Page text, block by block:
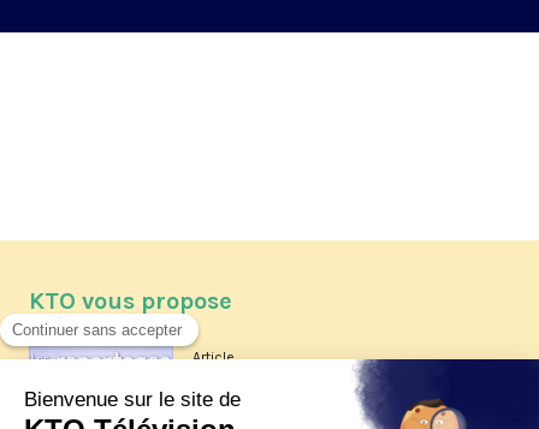
KTO vous propose
Article
Les reportages d'été 2026 de KTO